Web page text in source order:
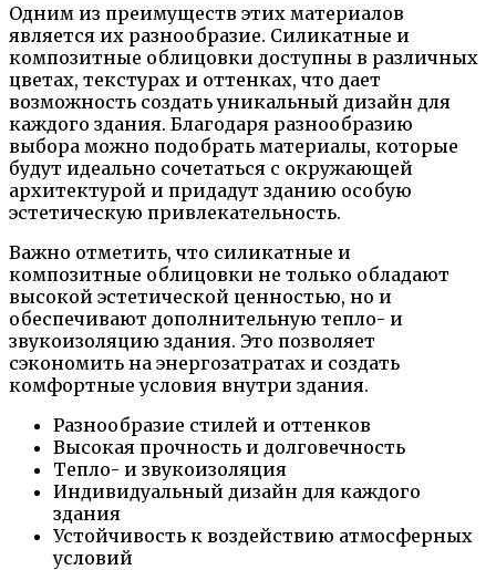
Одним из преимуществ этих материалов
является их разнообразие. Силикатные и
композитные облицовки доступны в различных
цветах, текстурах и оттенках, что дает
возможность создать уникальный дизайн для
каждого здания. Благодаря разнообразию
выбора можно подобрать материалы, которые
будут идеально сочетаться с окружающей
архитектурой и придадут зданию особую
эстетическую привлекательность.
Важно отметить, что силикатные и
композитные облицовки не только обладают
высокой эстетической ценностью, но и
обеспечивают дополнительную тепло- и
звукоизоляцию здания. Это позволяет
сэкономить на энергозатратах и создать
комфортные условия внутри здания.
Разнообразие стилей и оттенков
Высокая прочность и долговечность
Тепло- и звукоизоляция
Индивидуальный дизайн для каждого
здания
Устойчивость к воздействию атмосферных
условий